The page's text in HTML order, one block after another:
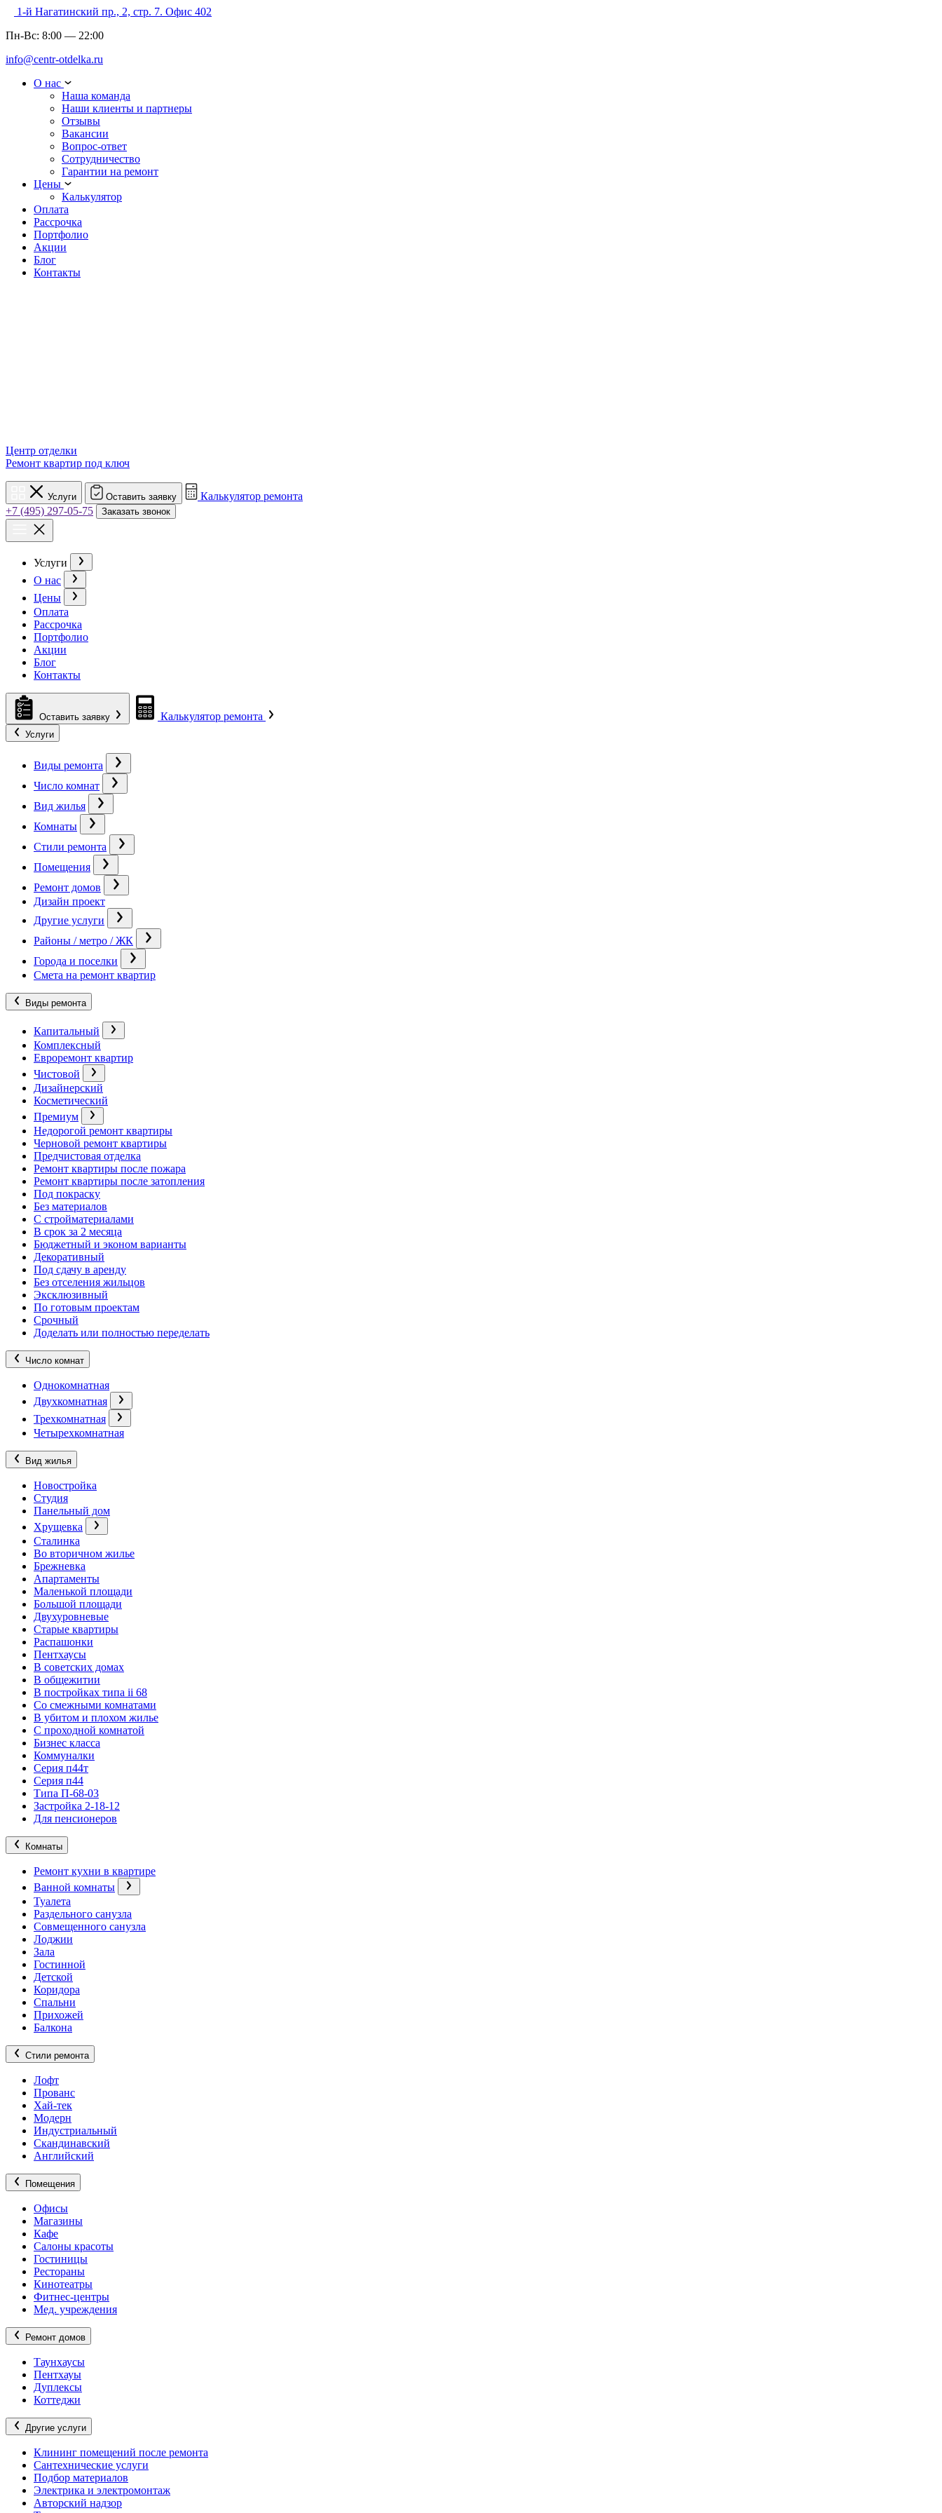
1-й Нагатинский пр., 2, стр. 7. Офис 402
Пн-Вс: 8:00 — 22:00
info@centr-otdelka.ru
О нас
Наша команда
Наши клиенты и партнеры
Отзывы
Вакансии
Вопрос-ответ
Сотрудничество
Гарантии на ремонт
Цены
Калькулятор
Оплата
Рассрочка
Портфолио
Акции
Блог
Контакты
Центр отделки
Ремонт квартир под ключ
Услуги Оставить заявку
Калькулятор ремонта
+7 (495) 297-05-75
Заказать звонок
Услуги
О нас
Цены
Оплата
Рассрочка
Портфолио
Акции
Блог
Контакты
Оставить заявку Калькулятор ремонта
Услуги
Виды ремонта
Число комнат
Вид жилья
Комнаты
Стили ремонта
Помещения
Ремонт домов
Дизайн проект
Другие услуги
Районы / метро / ЖК
Города и поселки
Смета на ремонт квартир
Виды ремонта
Капитальный
Комплексный
Евроремонт квартир
Чистовой
Дизайнерский
Косметический
Премиум
Недорогой ремонт квартиры
Черновой ремонт квартиры
Предчистовая отделка
Ремонт квартиры после пожара
Ремонт квартиры после затопления
Под покраску
Без материалов
С стройматериалами
В срок за 2 месяца
Бюджетный и эконом варианты
Декоративный
Под сдачу в аренду
Без отселения жильцов
Эксклюзивный
По готовым проектам
Срочный
Доделать или полностью переделать
Число комнат
Однокомнатная
Двухкомнатная
Трехкомнатная
Четырехкомнатная
Вид жилья
Новостройка
Студия
Панельный дом
Хрущевка
Сталинка
Во вторичном жилье
Брежневка
Апартаменты
Маленькой площади
Большой площади
Двухуровневые
Старые квартиры
Распашонки
Пентхаусы
В советских домах
В общежитии
В постройках типа ii 68
Со смежными комнатами
В убитом и плохом жилье
С проходной комнатой
Бизнес класса
Коммуналки
Серия п44т
Серия п44
Типа П-68-03
Застройка 2-18-12
Для пенсионеров
Комнаты
Ремонт кухни в квартире
Ванной комнаты
Туалета
Раздельного санузла
Совмещенного санузла
Лоджии
Зала
Гостинной
Детской
Коридора
Спальни
Прихожей
Балкона
Стили ремонта
Лофт
Прованс
Хай-тек
Модерн
Индустриальный
Скандинавский
Английский
Помещения
Офисы
Магазины
Кафе
Салоны красоты
Гостиницы
Рестораны
Кинотеатры
Фитнес-центры
Мед. учреждения
Ремонт домов
Таунхаусы
Пентхауы
Дуплексы
Коттеджи
Другие услуги
Клининг помещений после ремонта
Сантехнические услуги
Подбор материалов
Электрика и электромонтаж
Авторский надзор